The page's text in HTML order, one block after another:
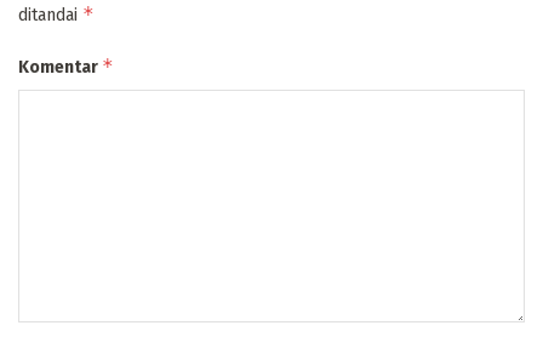
ditandai *
Komentar *